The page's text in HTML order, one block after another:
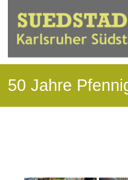
50 Jahre